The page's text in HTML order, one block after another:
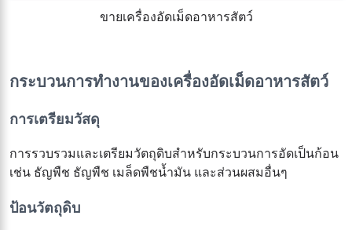
ขายเครื่องอัดเม็ดอาหารสัตว์
กระบวนการทำงานของเครื่องอัดเม็ดอาหารสัตว์
การเตรียมวัสดุ
การรวบรวมและเตรียมวัตถุดิบสำหรับกระบวนการอัดเป็นก้อน
เช่น ธัญพืช ธัญพืช เมล็ดพืชน้ำมัน และส่วนผสมอื่นๆ
ป้อนวัตถุดิบ